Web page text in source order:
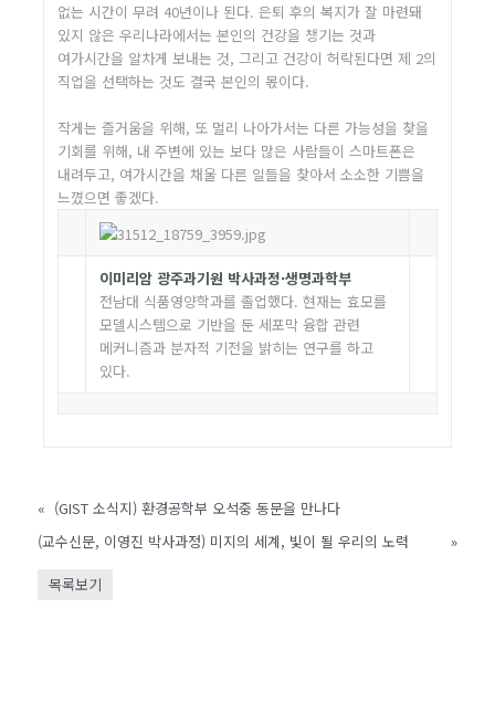
없는 시간이 무려 40년이나 된다. 은퇴 후의 복지가 잘 마련돼
있지 않은 우리나라에서는 본인의 건강을 챙기는 것과
여가시간을 알차게 보내는 것, 그리고 건강이 허락된다면 제 2의
직업을 선택하는 것도 결국 본인의 몫이다.
작게는 즐거움을 위해, 또 멀리 나아가서는 다른 가능성을 찾을
기회를 위해, 내 주변에 있는 보다 많은 사람들이 스마트폰은
내려두고, 여가시간을 채울 다른 일들을 찾아서 소소한 기쁨을
느꼈으면 좋겠다.
이미리암 광주과기원 박사과정·생명과학부
전남대 식품영양학과를 졸업했다. 현재는 효모를
모델시스템으로 기반을 둔 세포막 융합 관련
메커니즘과 분자적 기전을 밝히는 연구를 하고
있다.
« (GIST 소식지) 환경공학부 오석중 동문을 만나다
(교수신문, 이영진 박사과정) 미지의 세계, 빛이 될 우리의 노력
»
목록보기